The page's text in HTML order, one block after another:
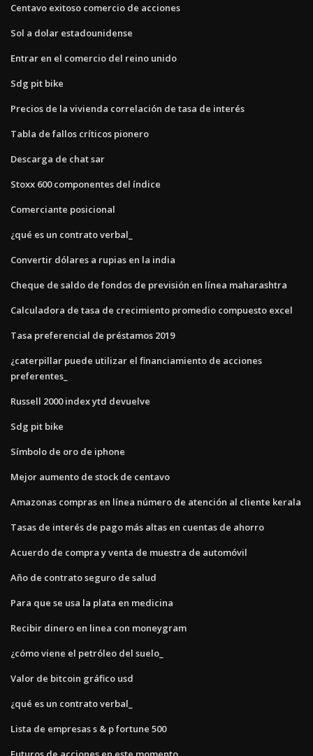
Centavo exitoso comercio de acciones
Sol a dolar estadounidense
Entrar en el comercio del reino unido
Sdg pit bike
Precios de la vivienda correlación de tasa de interés
Tabla de fallos críticos pionero
Descarga de chat sar
Stoxx 600 componentes del índice
Comerciante posicional
¿qué es un contrato verbal_
Convertir dólares a rupias en la india
Cheque de saldo de fondos de previsión en línea maharashtra
Calculadora de tasa de crecimiento promedio compuesto excel
Tasa preferencial de préstamos 2019
¿caterpillar puede utilizar el financiamiento de acciones
preferentes_
Russell 2000 index ytd devuelve
Sdg pit bike
Símbolo de oro de iphone
Mejor aumento de stock de centavo
Amazonas compras en línea número de atención al cliente kerala
Tasas de interés de pago más altas en cuentas de ahorro
Acuerdo de compra y venta de muestra de automóvil
Año de contrato seguro de salud
Para que se usa la plata en medicina
Recibir dinero en linea con moneygram
¿cómo viene el petróleo del suelo_
Valor de bitcoin gráfico usd
¿qué es un contrato verbal_
Lista de empresas s & p fortune 500